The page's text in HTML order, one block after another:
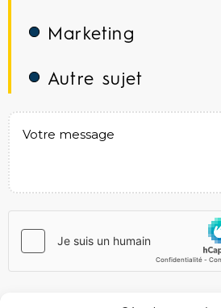
Marketing
Autre sujet